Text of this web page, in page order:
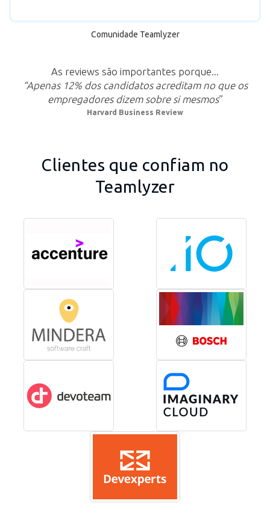
Comunidade Teamlyzer
As reviews são importantes porque...
“Apenas 12% dos candidatos acreditam no que os
empregadores dizem sobre si mesmos”
Harvard Business Review
Clientes que confiam no
Teamlyzer